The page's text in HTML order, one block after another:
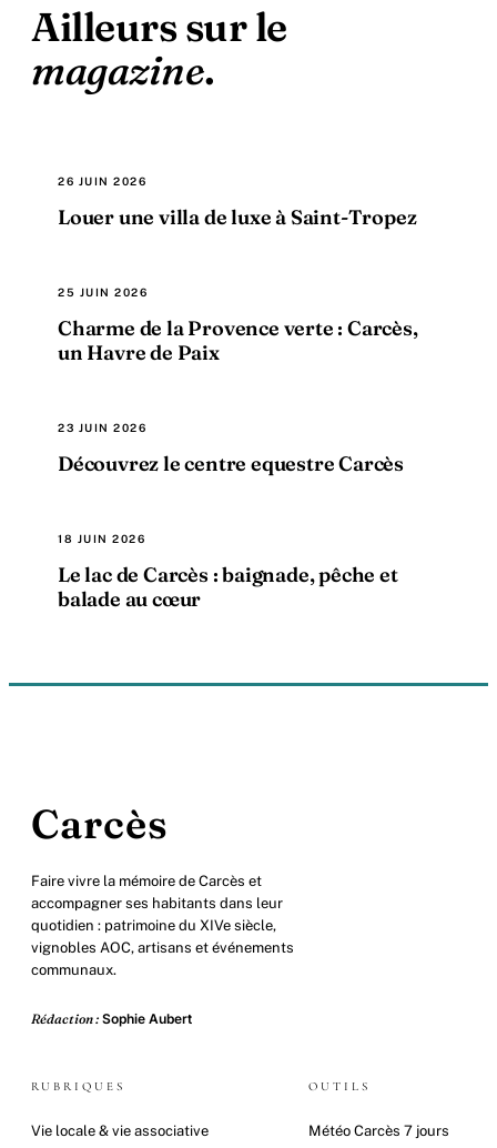
Ailleurs sur le
magazine.
26 JUIN 2026
Louer une villa de luxe à Saint-Tropez
25 JUIN 2026
Charme de la Provence verte : Carcès,
un Havre de Paix
23 JUIN 2026
Découvrez le centre equestre Carcès
18 JUIN 2026
Le lac de Carcès : baignade, pêche et
balade au cœur
Carcès
Faire vivre la mémoire de Carcès et
accompagner ses habitants dans leur
quotidien : patrimoine du XIVe siècle,
vignobles AOC, artisans et événements
communaux.
Rédaction : Sophie Aubert
RUBRIQUES
Vie locale & vie associative
OUTILS
Météo Carcès 7 jours